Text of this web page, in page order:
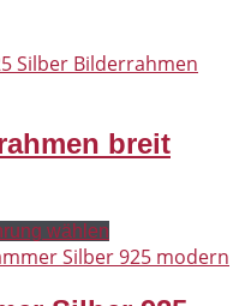
Die
auf
der
gewählt
werden
breit
wählenDieses
Produkt